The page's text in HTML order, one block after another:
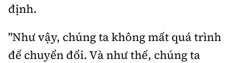
định.
"Như vậy, chúng ta không mất quá trình
để chuyển đổi. Và như thế, chúng ta